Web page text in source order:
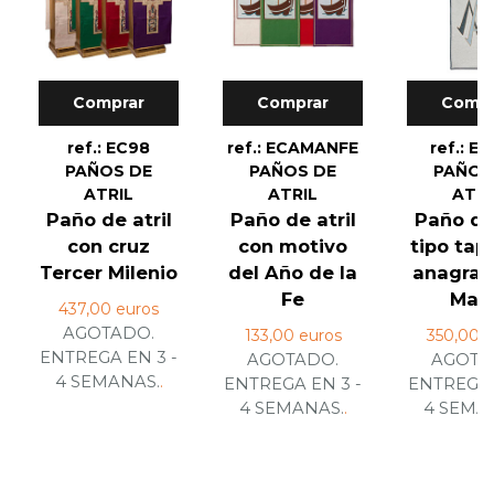
Comprar
ref.: EC98
PAÑOS DE
ATRIL
Paño de atril
con cruz
Tercer Milenio
437,00 euros
AGOTADO.
ENTREGA EN 3 -
4 SEMANAS..
Comprar
ref.: ECAMANFE
PAÑOS DE
ATRIL
Paño de atril
con motivo
del Año de la
Fe
133,00 euros
AGOTADO.
ENTREGA EN 3 -
4 SEMANAS..
ref.:
Paño
tipo
350,00
4